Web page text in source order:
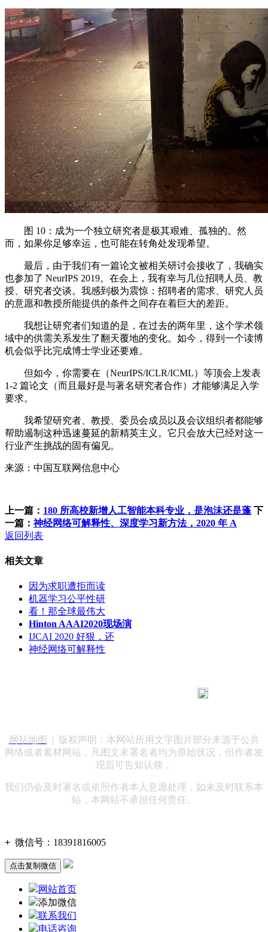
图 10：成为一个独立研究者是极其艰难、孤独的。然
而，如果你足够幸运，也可能在转角处发现希望。
最后，由于我们有一篇论文被相关研讨会接收了，我确实
也参加了 NeurIPS 2019。在会上，我有幸与几位招聘人员、教
授、研究者交谈。我感到极为震惊：招聘者的需求、研究人员
的意愿和教授所能提供的条件之间存在着巨大的差距。
我想让研究者们知道的是，在过去的两年里，这个学术领
域中的供需关系发生了翻天覆地的变化。如今，得到一个读博
机会似乎比完成博士学业还要难。
但如今，你需要在（NeurIPS/ICLR/ICML）等顶会上发表
1-2 篇论文（而且最好是与著名研究者合作）才能够满足入学
要求。
我希望研究者、教授、委员会成员以及会议组织者都能够
帮助遏制这种迅速蔓延的新精英主义。它只会放大已经对这一
行业产生挑战的固有偏见。
来源：中国互联网信息中心
上一篇： 180 所高校新增人工智能本科专业，是泡沫还是蓬 下
一篇：神经网络可解释性、深度学习新方法，2020 年 A
返回列表
相关文章
因为求职遭拒而读
机器学习公平性研
看！那全球最伟大
Hinton AAAI2020现场演
IJCAI 2020 好狠，还
神经网络可解释性
网站地图
| 版权声明：本网站所用文字图片部分来源于公共
网络或者素材网站，凡图文未署名者均为原始状况，但作者发
现后可告知认领，
我们仍会及时署名或依照作者本人意愿处理，如未及时联系本
站，本网站不承担任何责任。
+ 微信号： 18391816005
点击复制微信
网站首页
添加微信
联系我们
电话咨询